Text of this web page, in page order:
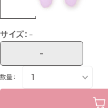
サイズ： -
-
数量：